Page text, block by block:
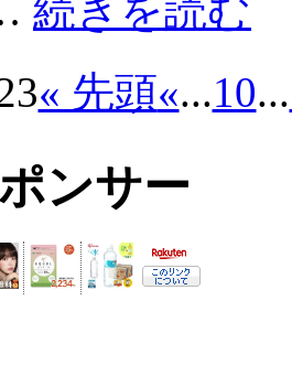
続きを読む
« 先頭«...10...
ンサー